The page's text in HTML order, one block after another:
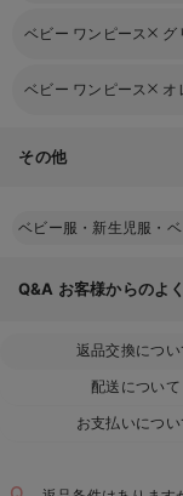
ベビー ワンピース グ
ベビー ワンピース オ
その他
ベビー服・新生児服・
Q&A お客様からのよ
返品交換につい
配送について
お支払いについ